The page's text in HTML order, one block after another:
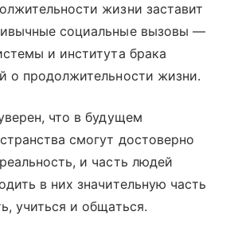
жизни заставит
социальные вызовы —
и института брака
о продолжительности жизни.
что в будущем
смогут достоверно
и часть людей
в них значительную часть
учиться и общаться.